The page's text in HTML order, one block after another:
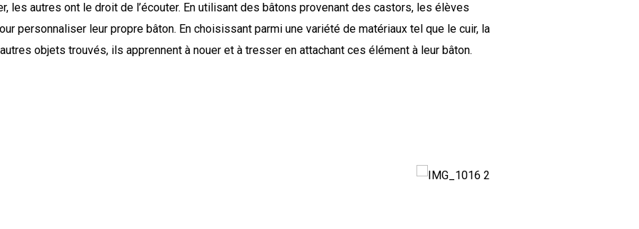
les autres ont le droit de l’écouter. En utilisant des bâtons provenant des castors, les élèves
personnaliser leur propre bâton. En choisissant parmi une variété de matériaux tel que le cuir, la
objets trouvés, ils apprennent à nouer et à tresser en attachant ces élément à leur bâton.